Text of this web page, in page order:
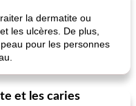
la dermatite ou
les ulcères. De plus,
pour les personnes
et les caries